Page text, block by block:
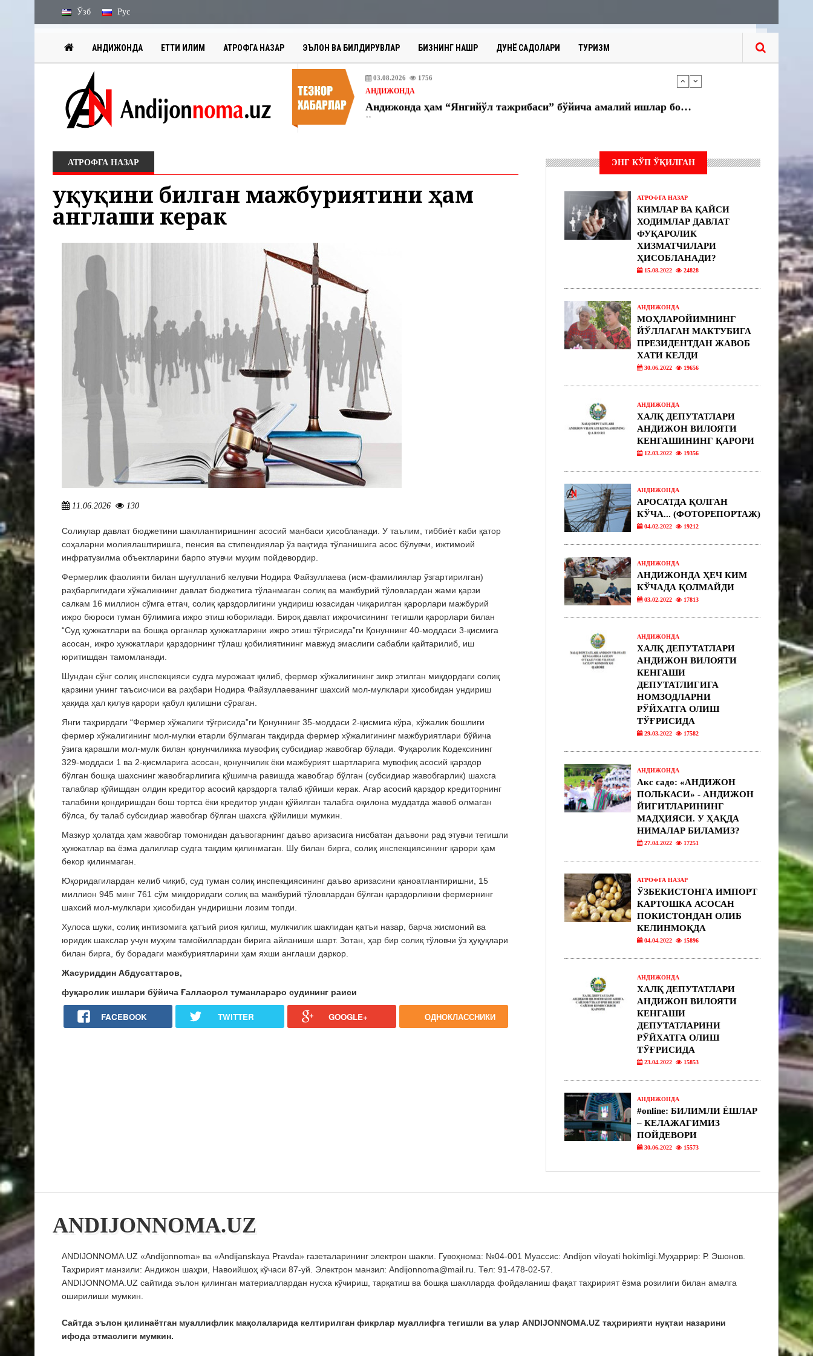
Ўзб Рус
АНДИЖОНДА ЕТТИ ИҚЛИМ АТРОФГА НАЗАР ЭЪЛОН ВА БИЛДИРУВЛАР БИЗНИНГ НАШР ДУНЁ САДОЛАРИ ТУРИЗМ
27.07.2026 2243
МЕРОС ИШИ БЎЙИЧА ЭЪЛОН
АНДИЖОНДА
31.07.2026 77
27.07.2026 2243
ЭЪЛОН ВА БИЛДИРУВЛАР
АТРОФГА НАЗАР
Ҳуқуқини билган мажбуриятини ҳам
англаши керак
11.06.2026 130
Солиқлар давлат бюджетини шакллантиришнинг асосий манбаси ҳисобланади. У таълим, тиббиёт каби қатор
соҳаларни молиялаштиришга, пенсия ва стипендиялар ўз вақтида тўланишига асос бўлувчи, ижтимоий
инфратузилма объектларини барпо этувчи муҳим пойдевордир.
Фермерлик фаолияти билан шуғулланиб келувчи Нодира Файзуллаева (исм-фамилиялар ўзгартирилган)
раҳбарлигидаги хўжаликнинг давлат бюджетига тўланмаган солиқ ва мажбурий тўловлардан жами қарзи
салкам 16 миллион сўмга етгач, солиқ қарздорлигини ундириш юзасидан чиқарилган қарорлари мажбурий
ижро бюроси туман бўлимига ижро этиш юборилади. Бироқ давлат ижрочисининг тегишли қарорлари билан
“Суд ҳужжатлари ва бошқа органлар ҳужжатларини ижро этиш тўғрисида”ги Қонуннинг 40-моддаси 3-қисмига
асосан, ижро ҳужжатлари қарздорнинг тўлаш қобилиятининг мавжуд эмаслиги сабабли қайтарилиб, иш
юритишдан тамомланади.
Шундан сўнг солиқ инспекцияси судга мурожаат қилиб, фермер хўжалигининг зикр этилган миқдордаги солиқ
қарзини унинг таъсисчиси ва раҳбари Нодира Файзуллаеванинг шахсий мол-мулклари ҳисобидан ундириш
ҳақида ҳал қилув қарори қабул қилишни сўраган.
Янги таҳрирдаги “Фермер хўжалиги тўғрисида”ги Қонуннинг 35-моддаси 2-қисмига кўра, хўжалик бошлиғи
фермер хўжалигининг мол-мулки етарли бўлмаган тақдирда фермер хўжалигининг мажбуриятлари бўйича
ўзига қарашли мол-мулк билан қонунчиликка мувофиқ субсидиар жавобгар бўлади. Фуқаролик Кодексининг
329-моддаси 1 ва 2-қисмларига асосан, қонунчилик ёки мажбурият шартларига мувофиқ асосий қарздор
бўлган бошқа шахснинг жавобгарлигига қўшимча равишда жавобгар бўлган (субсидиар жавобгарлик) шахсга
талаблар қўйишдан олдин кредитор асосий қарздорга талаб қўйиши керак. Агар асосий қарздор кредиторнинг
талабини қондиришдан бош тортса ёки кредитор ундан қўйилган талабга оқилона муддатда жавоб олмаган
бўлса, бу талаб субсидиар жавобгар бўлган шахсга қўйилиши мумкин.
Мазкур ҳолатда ҳам жавобгар томонидан даъвогарнинг даъво аризасига нисбатан даъвони рад этувчи тегишли
ҳужжатлар ва ёзма далиллар судга тақдим қилинмаган. Шу билан бирга, солиқ инспекциясининг қарори ҳам
бекор қилинмаган.
Юқоридагилардан келиб чиқиб, суд туман солиқ инспекциясининг даъво аризасини қаноатлантиришни, 15
миллион 945 минг 761 сўм миқдоридаги солиқ ва мажбурий тўловлардан бўлган қарздорликни фермернинг
шахсий мол-мулклари ҳисобидан ундиришни лозим топди.
Хулоса шуки, солиқ интизомига қатъий риоя қилиш, мулкчилик шаклидан қатъи назар, барча жисмоний ва
юридик шахслар учун муҳим тамойиллардан бирига айланиши шарт. Зотан, ҳар бир солиқ тўловчи ўз ҳуқуқлари
билан бирга, бу борадаги мажбуриятларини ҳам яхши англаши даркор.
Жасуриддин Абдусаттаров,
фуқаролик ишлари бўйича Ғаллаорол туманлараро судининг раиси
FACEBOOK TWITTER GOOGLE+ ОДНОКЛАССНИКИ
ЭНГ КЎП ЎҚИЛГАН
АТРОФГА НАЗАР
КИМЛАР ВА ҚАЙСИ
ХОДИМЛАР ДАВЛАТ
ФУҚАРОЛИК
ХИЗМАТЧИЛАРИ
ҲИСОБЛАНАДИ?
15.08.2022 24828
АНДИЖОНДА
МОҲЛАРОЙИМНИНГ
ЙЎЛЛАГАН МАКТУБИГА
ПРЕЗИДЕНТДАН ЖАВОБ
ХАТИ КЕЛДИ
30.06.2022 19656
АНДИЖОНДА
ХАЛҚ ДЕПУТАТЛАРИ
АНДИЖОН ВИЛОЯТИ
КЕНГАШИНИНГ ҚАРОРИ
12.03.2022 19356
АНДИЖОНДА
АРОСАТДА ҚОЛГАН
КЎЧА... (ФОТОРЕПОРТАЖ)
04.02.2022 19212
АНДИЖОНДА
АНДИЖОНДА ҲЕЧ КИМ
КЎЧАДА ҚОЛМАЙДИ
03.02.2022 17813
АНДИЖОНДА
ХАЛҚ ДЕПУТАТЛАРИ
АНДИЖОН ВИЛОЯТИ
КЕНГАШИ
ДЕПУТАТЛИГИГА
НОМЗОДЛАРНИ
РЎЙХАТГА ОЛИШ
ТЎҒРИСИДА
29.03.2022 17582
АНДИЖОНДА
Акс садо: «АНДИЖОН
ПОЛЬКАСИ» - АНДИЖОН
ЙИГИТЛАРИНИНГ
МАДҲИЯСИ. У ҲАҚДА
НИМАЛАР БИЛАМИЗ?
27.04.2022 17251
АТРОФГА НАЗАР
ЎЗБЕКИСТОНГА ИМПОРТ
КАРТОШКА АСОСАН
ПОКИСТОНДАН ОЛИБ
КЕЛИНМОҚДА
04.04.2022 15896
АНДИЖОНДА
ХАЛҚ ДЕПУТАТЛАРИ
АНДИЖОН ВИЛОЯТИ
КЕНГАШИ
ДЕПУТАТЛАРИНИ
РЎЙХАТГА ОЛИШ
ТЎҒРИСИДА
23.04.2022 15853
АНДИЖОНДА
#online: БИЛИМЛИ ЁШЛАР
– КЕЛАЖАГИМИЗ
ПОЙДЕВОРИ
30.06.2022 15573
ANDIJONNOMA.UZ
ANDIJONNOMA.UZ «Andijonnoma» ва «Andijanskaya Pravda» газеталарининг электрон шакли. Гувоҳнома: №04-001 Муассис: Andijon viloyati hokimligi.Муҳаррир: Р. Эшонов.
Таҳририят манзили: Андижон шаҳри, Навоийшоҳ кўчаси 87-уй. Электрон манзил: Andijonnoma@mail.ru. Тел: 91-478-02-57.
ANDIJONNOMA.UZ сайтида эълон қилинган материаллардан нусха кўчириш, тарқатиш ва бошқа шаклларда фойдаланиш фақат таҳририят ёзма розилиги билан амалга
оширилиши мумкин.
Сайтда эълон қилинаётган муаллифлик мақолаларида келтирилган фикрлар муаллифга тегишли ва улар ANDIJONNOMA.UZ таҳририяти нуқтаи назарини
ифода этмаслиги мумкин.